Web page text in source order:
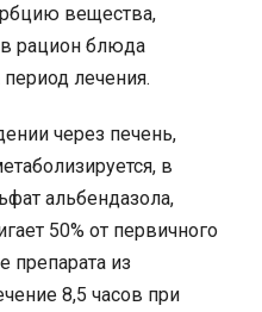
вещества,
рацион блюда
лечения.
через печень,
в
альбендазола,
50% от первичного
препарата из
8,5 часов при